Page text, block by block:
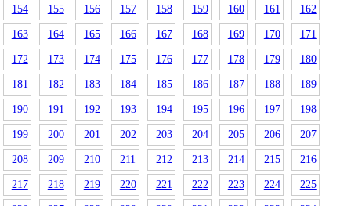
154 155 156 157 158 159 160 161 162
163 164 165 166 167 168 169 170 171
172 173 174 175 176 177 178 179 180
181 182 183 184 185 186 187 188 189
190 191 192 193 194 195 196 197 198
199 200 201 202 203 204 205 206 207
208 209 210 211 212 213 214 215 216
217 218 219 220 221 222 223 224 225